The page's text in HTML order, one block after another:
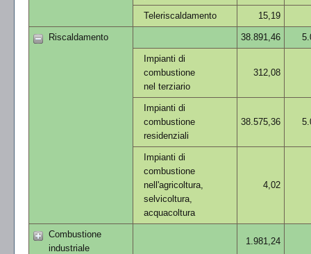
Teleriscaldamento 15,19
Riscaldamento 38.891,46
Impianti di
combustione
nel terziario
312,08
Impianti di
combustione
residenziali
38.575,36
Impianti di
combustione
nell'agricoltura,
selvicoltura,
acquacoltura
4,02
Combustione
industriale
1.981,24